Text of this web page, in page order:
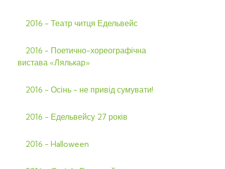
2016 - Театр читця Едельвейс
2016 - Поетично-хореографічна
вистава «Лялькар»
2016 - Осінь - не привід сумувати!
2016 - Едельвейсу 27 років
2016 - Halloween